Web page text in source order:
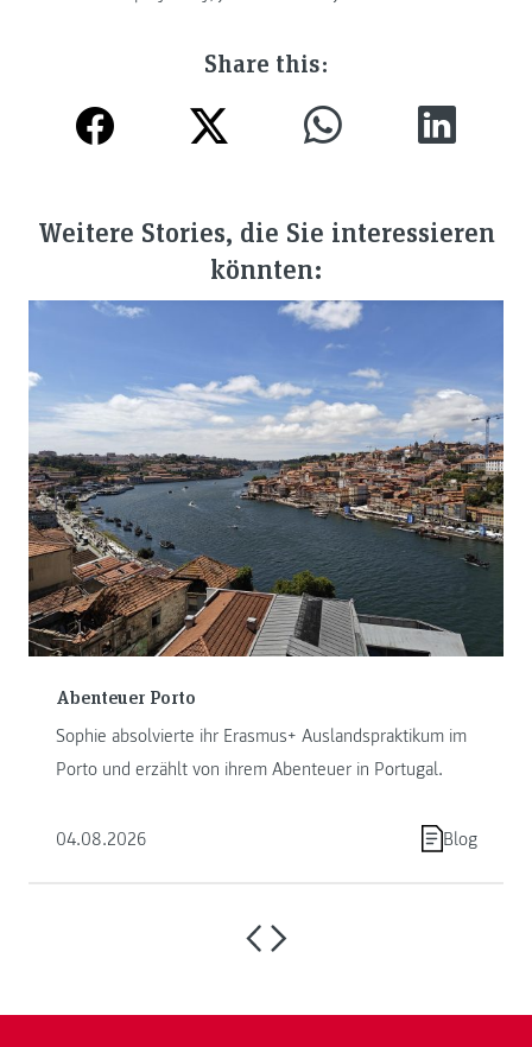
Share this:
Weitere Stories, die Sie interessieren
könnten:
Abenteuer Porto
Sophie absolvierte ihr Erasmus+ Auslandspraktikum im
Porto und erzählt von ihrem Abenteuer in Portugal.
04.08.2026 Blog